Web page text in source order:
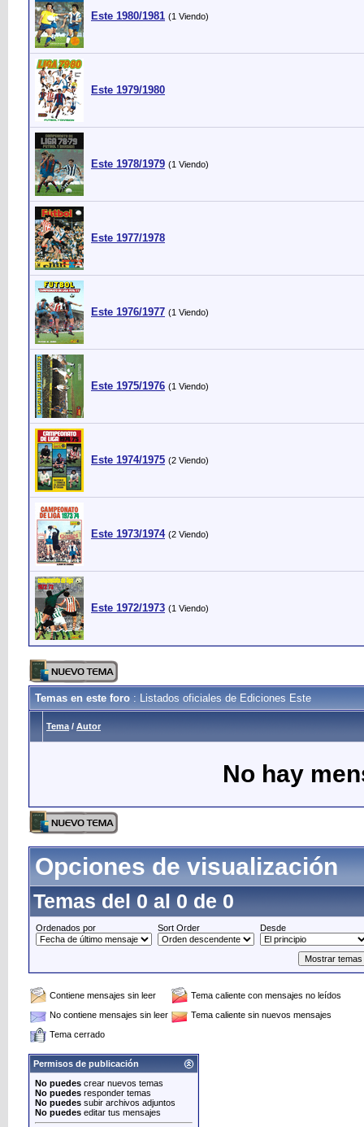
Este 1980/1981 (1 Viendo)
Este 1979/1980
Este 1978/1979 (1 Viendo)
Este 1977/1978
Este 1976/1977 (1 Viendo)
Este 1975/1976 (1 Viendo)
Este 1974/1975 (2 Viendo)
Este 1973/1974 (2 Viendo)
Este 1972/1973 (1 Viendo)
Temas en este foro : Listados oficiales de Ediciones Este
Tema / Autor
No hay
Opciones de visualización
Temas del 0 al 0 de 0
Ordenados por Sort Order Desde
Contiene mensajes sin leer
Tema caliente con mensajes no leídos
No contiene mensajes sin leer
Tema caliente sin nuevos mensajes
Tema cerrado
Permisos de publicación
No puedes crear nuevos temas
No puedes responder temas
No puedes subir archivos adjuntos
No puedes editar tus mensajes